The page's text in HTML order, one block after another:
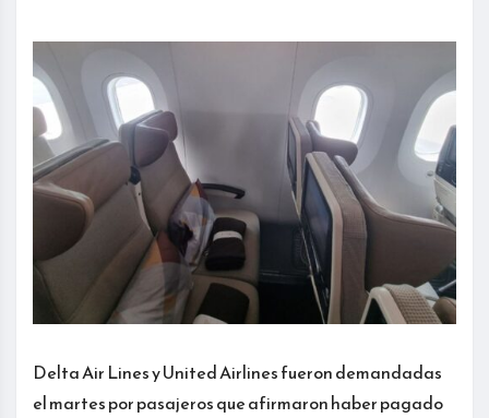
Delta Air Lines y United Airlines fueron demandadas
el martes por pasajeros que afirmaron haber pagado